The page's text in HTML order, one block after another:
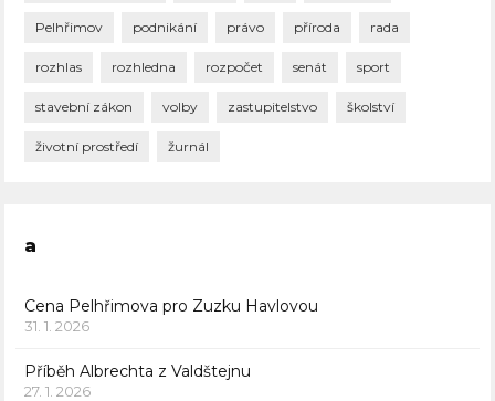
Pelhřimov podnikání právo příroda rada
rozhlas rozhledna rozpočet senát sport
stavební zákon volby zastupitelstvo školství
životní prostředí žurnál
a
Cena Pelhřimova pro Zuzku Havlovou
31. 1. 2026
Příběh Albrechta z Valdštejnu
27. 1. 2026